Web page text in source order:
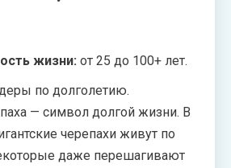
жизни: от 25 до 100+ лет.
по долголетию.
— символ долгой жизни. В
черепахи живут по
даже перешагивают